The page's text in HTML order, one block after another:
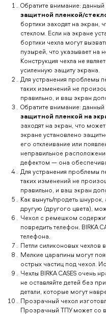
Обратите внимание: данный
защитной пленкой/
бортики заходят на экран,
стеклом. Если на экране
бортики чехла могут
пузырей, что указывает на
Конструкция чехла не
усиленную защиту экрана.
Для устранения проблемы
таких изменений не
правильно, и ваш экран
Обратите внимание: данный
защитной пленкой на
заходят на экран, что
экране установлено
его отклеивание или
неправильное
дефектом — она
Для устранения проблемы
таких изменений не
правильно, и ваш экран
Как вынуть/продеть
другую (другого цвета),
Чехол с ремешком
повредить телефон. BIRKA
телефона.
Петли силиконовых чехлов
Мелкие царапины могут
острых частиц под чехол.
Чехлы BIRKA CASES очень
не оставляйте детей без
детали, которые могут
Прозрачный чехол
Прозрачный ТПУ может со